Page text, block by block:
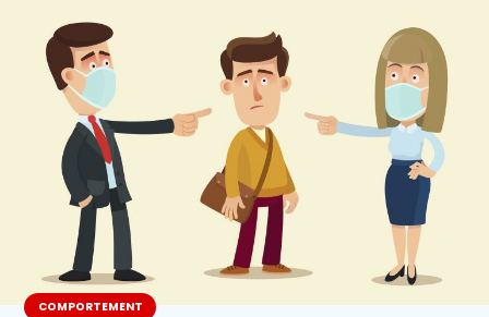
COMPORTEMENT